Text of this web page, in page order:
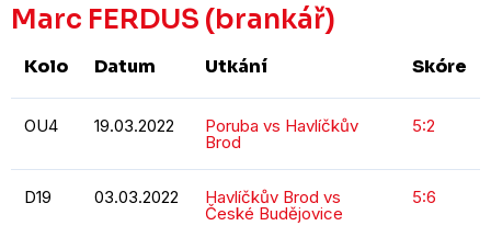
Marc FERDUS (brankář)
Kolo Datum Utkání Skóre
OU4 19.03.2022 Poruba vs Havlíčkův
Brod
5:2
D19 03.03.2022 Havlíčkův Brod vs
České Budějovice
5:6